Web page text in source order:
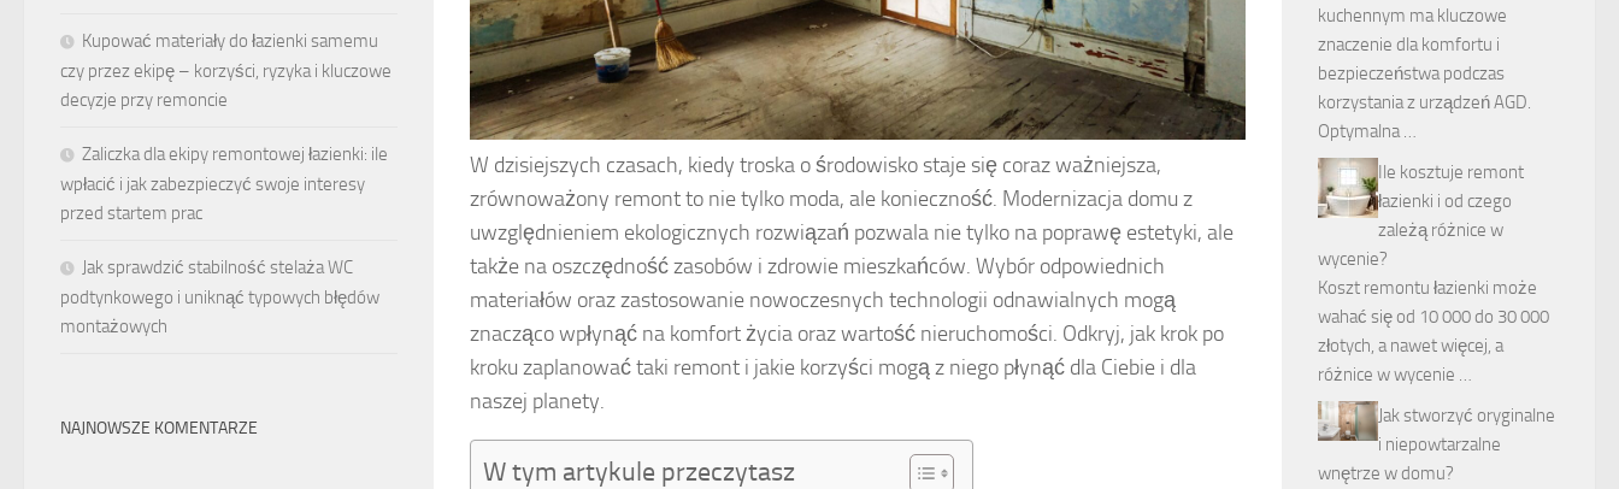
W dzisiejszych czasach, kiedy troska o środowisko staje się coraz ważniejsza,
zrównoważony remont to nie tylko moda, ale konieczność. Modernizacja domu z
uwzględnieniem ekologicznych rozwiązań pozwala nie tylko na poprawę estetyki, ale
także na oszczędność zasobów i zdrowie mieszkańców. Wybór odpowiednich
materiałów oraz zastosowanie nowoczesnych technologii odnawialnych mogą
znacząco wpłynąć na komfort życia oraz wartość nieruchomości. Odkryj, jak krok po
kroku zaplanować taki remont i jakie korzyści mogą z niego płynąć dla Ciebie i dla
naszej planety.
W tym artykule przeczytasz
Kupować materiały do łazienki samemu
czy przez ekipę – korzyści, ryzyka i kluczowe
decyzje przy remoncie
Zaliczka dla ekipy remontowej łazienki: ile
wpłacić i jak zabezpieczyć swoje interesy
przed startem prac
Jak sprawdzić stabilność stelaża WC
podtynkowego i uniknąć typowych błędów
montażowych
NAJNOWSZE KOMENTARZE
kuchennym ma kluczowe
znaczenie dla komfortu i
bezpieczeństwa podczas
korzystania z urządzeń AGD.
Optymalna …
Ile kosztuje remont
łazienki i od czego
zależą różnice w
wycenie?
Koszt remontu łazienki może
wahać się od 10 000 do 30 000
złotych, a nawet więcej, a
różnice w wycenie …
Jak stworzyć oryginalne
i niepowtarzalne
wnętrze w domu?